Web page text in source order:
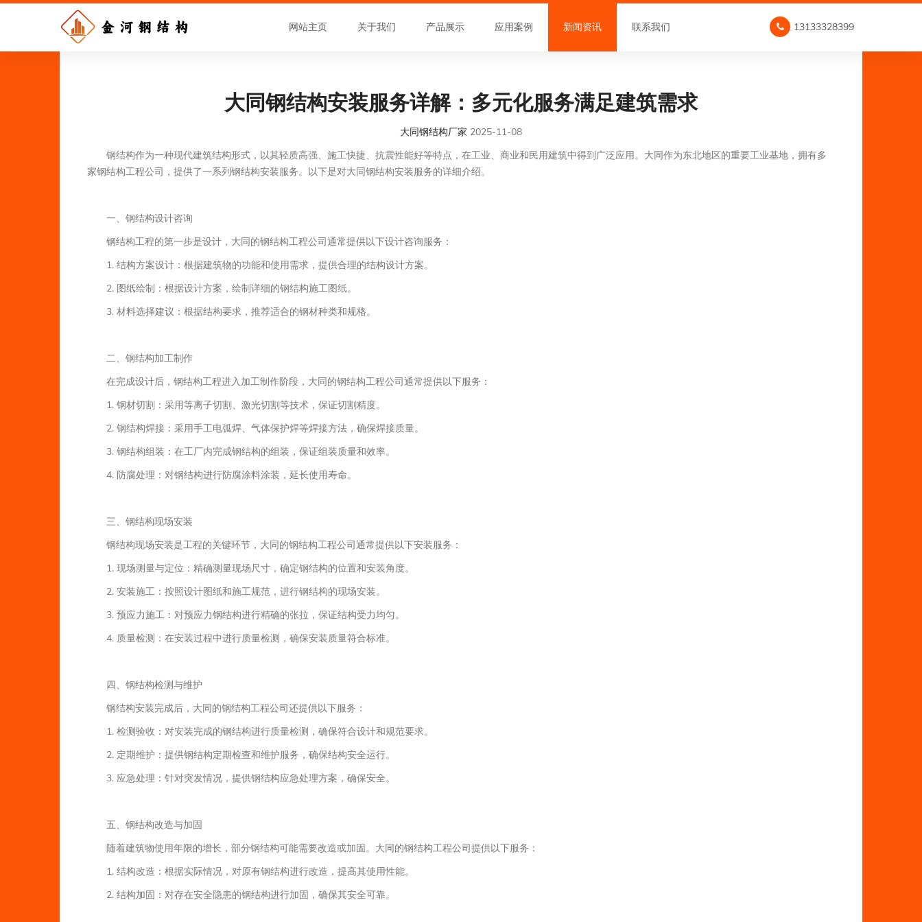
网站主页 关于我们 产品展示 应用案例 新闻资讯 联系我们 13133328399
大同钢结构安装服务详解：多元化服务满足建筑需求
大同钢结构厂家 2025-11-08
钢结构作为一种现代建筑结构形式，以其轻质高强、施工快捷、抗震性能好等特点，在工业、商业和民用建筑中得到广泛应用。大同作为东北地区的重要工业基地，拥有多
家钢结构工程公司，提供了一系列钢结构安装服务。以下是对大同钢结构安装服务的详细介绍。
一、钢结构设计咨询
钢结构工程的第一步是设计，大同的钢结构工程公司通常提供以下设计咨询服务：
1. 结构方案设计：根据建筑物的功能和使用需求，提供合理的结构设计方案。
2. 图纸绘制：根据设计方案，绘制详细的钢结构施工图纸。
3. 材料选择建议：根据结构要求，推荐适合的钢材种类和规格。
二、钢结构加工制作
在完成设计后，钢结构工程进入加工制作阶段，大同的钢结构工程公司通常提供以下服务：
1. 钢材切割：采用等离子切割、激光切割等技术，保证切割精度。
2. 钢结构焊接：采用手工电弧焊、气体保护焊等焊接方法，确保焊接质量。
3. 钢结构组装：在工厂内完成钢结构的组装，保证组装质量和效率。
4. 防腐处理：对钢结构进行防腐涂料涂装，延长使用寿命。
三、钢结构现场安装
钢结构现场安装是工程的关键环节，大同的钢结构工程公司通常提供以下安装服务：
1. 现场测量与定位：精确测量现场尺寸，确定钢结构的位置和安装角度。
2. 安装施工：按照设计图纸和施工规范，进行钢结构的现场安装。
3. 预应力施工：对预应力钢结构进行精确的张拉，保证结构受力均匀。
4. 质量检测：在安装过程中进行质量检测，确保安装质量符合标准。
四、钢结构检测与维护
钢结构安装完成后，大同的钢结构工程公司还提供以下服务：
1. 检测验收：对安装完成的钢结构进行质量检测，确保符合设计和规范要求。
2. 定期维护：提供钢结构定期检查和维护服务，确保结构安全运行。
3. 应急处理：针对突发情况，提供钢结构应急处理方案，确保安全。
五、钢结构改造与加固
随着建筑物使用年限的增长，部分钢结构可能需要改造或加固。大同的钢结构工程公司提供以下服务：
1. 结构改造：根据实际情况，对原有钢结构进行改造，提高其使用性能。
2. 结构加固：对存在安全隐患的钢结构进行加固，确保其安全可靠。